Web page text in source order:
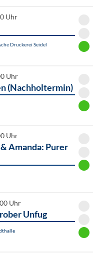
Uhr
Druckerei Seidel
Uhr
(Nachholtermin)
Uhr
Amanda: Purer
Uhr
Unfug